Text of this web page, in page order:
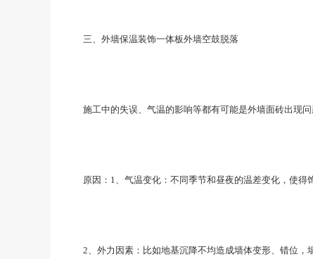
三、外墙保温装饰一体板外墙空鼓脱落
施工中的失误、气温的影响等都有可能是外墙面砖出现问
原因：1、气温变化：不同季节和昼夜的温差变化，使得
2、外力因素：比如地基沉降不均造成墙体变形、错位，